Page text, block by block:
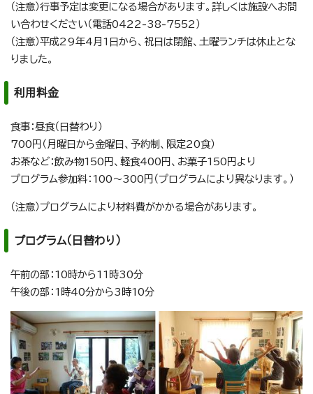
（注意）行事予定は変更になる場合があります。詳しくは施設へお問
い合わせください（電話0422-38-7552）
（注意）平成29年4月1日から、祝日は閉館、土曜ランチは休止とな
りました。
利用料金
食事：昼食（日替わり）
700円（月曜日から金曜日、予約制、限定20食）
お茶など：飲み物150円、軽食400円、お菓子150円より
プログラム参加料：100～300円（プログラムにより異なります。）
（注意）プログラムにより材料費がかかる場合があります。
プログラム（日替わり）
午前の部：10時から11時30分
午後の部：1時40分から3時10分